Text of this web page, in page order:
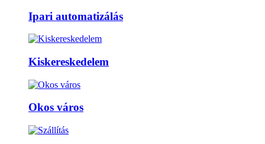
Ipari automatizálás
Kiskereskedelem
Okos város